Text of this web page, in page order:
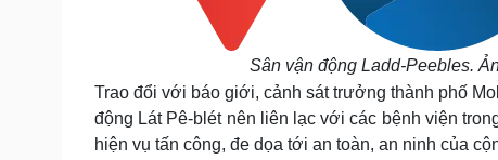
Sân vận động Ladd-Peebles.
Trao đổi với báo giới, cảnh sát trưởng thành phố
động Lát Pê-blét nên liên lạc với các bệnh viện
hiện vụ tấn công, đe dọa tới an toàn, an ninh của